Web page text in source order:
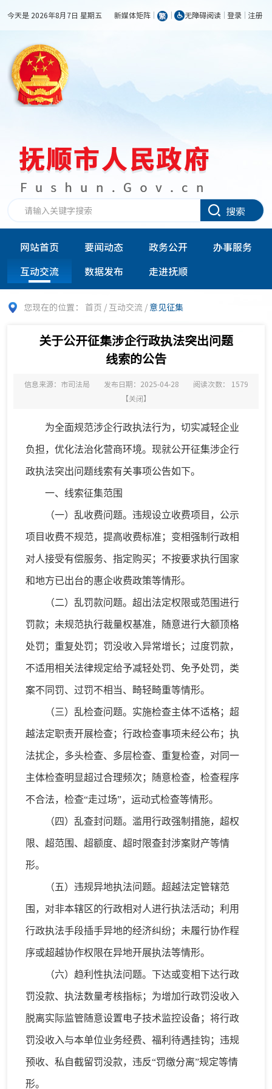
今天是 2026年8月7日 星期五 新媒体矩阵 无障碍阅读 登录 注册
搜索
网站首页 要闻动态 政务公开
办事服务
互动交流
数据发布 走进抚顺
您现在的位置： 首页 / 互动交流 / 意见征集
关于公开征集涉企行政执法突出问题
线索的公告
信息来源：市司法局 发布日期：2025-04-28 阅读次数： 1579
【关闭】
为全面规范涉企行政执法行为，切实减轻企业
负担，优化法治化营商环境。现就公开征集涉企行
政执法突出问题线索有关事项公告如下。
一、线索征集范围
（一）乱收费问题。违规设立收费项目，公示
项目收费不规范，提高收费标准；变相强制行政相
对人接受有偿服务、指定购买；不按要求执行国家
和地方已出台的惠企收费政策等情形。
（二）乱罚款问题。超出法定权限或范围进行
罚款；未规范执行裁量权基准，随意进行大额顶格
处罚；重复处罚；罚没收入异常增长；过度罚款，
不适用相关法律规定给予减轻处罚、免予处罚，类
案不同罚、过罚不相当、畸轻畸重等情形。
（三）乱检查问题。实施检查主体不适格；超
越法定职责开展检查；行政检查事项未经公布；执
法扰企，多头检查、多层检查、重复检查，对同一
主体检查明显超过合理频次；随意检查，检查程序
不合法，检查“走过场”，运动式检查等情形。
（四）乱查封问题。滥用行政强制措施，超权
限、超范围、超额度、超时限查封涉案财产等情
形。
（五）违规异地执法问题。超越法定管辖范
围，对非本辖区的行政相对人进行执法活动；利用
行政执法手段插手异地的经济纠纷；未履行协作程
序或超越协作权限在异地开展执法等情形。
（六）趋利性执法问题。下达或变相下达行政
罚没款、执法数量考核指标；为增加行政罚没收入
脱离实际监管随意设置电子技术监控设备；将行政
罚没收入与本单位业务经费、福利待遇挂钩；违规
预收、私自截留罚没款，违反“罚缴分离”规定等情
形。